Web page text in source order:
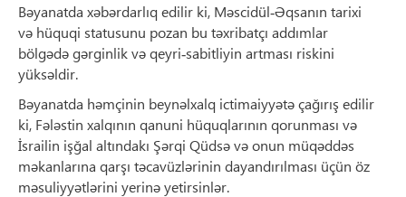
Bəyanatda xəbərdarlıq edilir ki, Məscidül‑Əqsanın tarixi
və hüquqi statusunu pozan bu təxribatçı addımlar
bölgədə gərginlik və qeyri‑sabitliyin artması riskini
yüksəldir.
Bəyanatda həmçinin beynəlxalq ictimaiyyətə çağırış edilir
ki, Fələstin xalqının qanuni hüquqlarının qorunması və
İsrailin işğal altındakı Şərqi Qüdsə və onun müqəddəs
məkanlarına qarşı təcavüzlərinin dayandırılması üçün öz
məsuliyyətlərini yerinə yetirsinlər.